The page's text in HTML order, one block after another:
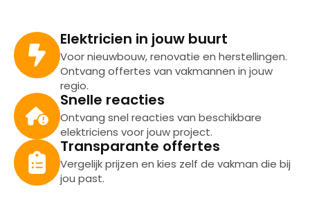
Elektricien in jouw buurt
Voor nieuwbouw, renovatie en herstellingen.
Ontvang offertes van vakmannen in jouw
regio.
Snelle reacties
Ontvang snel reacties van beschikbare
elektriciens voor jouw project.
Transparante offertes
Vergelijk prijzen en kies zelf de vakman die bij
jou past.